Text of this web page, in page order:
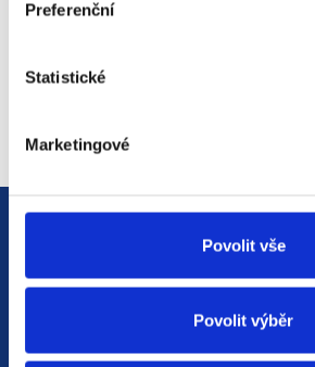
Preferenční
Statistické
Marketingové
Povolit vše
Povolit výběr
JsmeHR agenturas pobočkami v